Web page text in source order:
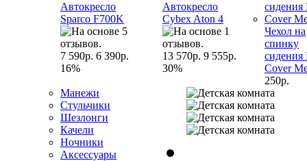
Автокресло
Sparco F700K
7 590р. 6 390р.
16%
Автокресло
Cybex Aton 4
13 570р. 9 555р.
30%
Чехол на
спинку
сидения
Cover
250р.
Манежи
Стульчики
Шезлонги
Качели
Ночники
Аксессуары